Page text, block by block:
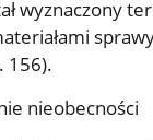
wyznaczony
156).
nieobecności